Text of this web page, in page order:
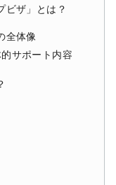
ビザ」とは？
全体像
サポート内容